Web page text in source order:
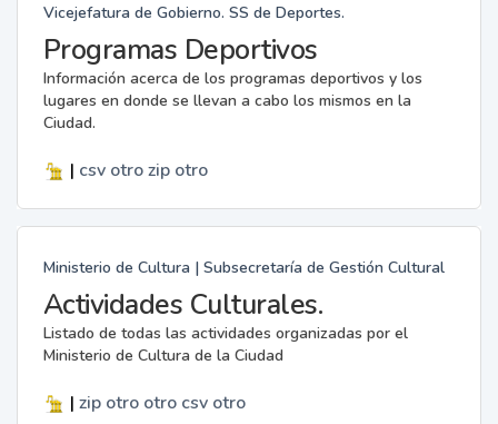
Vicejefatura de Gobierno. SS de Deportes.
Programas Deportivos
Información acerca de los programas deportivos y los
lugares en donde se llevan a cabo los mismos en la
Ciudad.
| csv otro zip otro
Ministerio de Cultura | Subsecretaría de Gestión Cultural
Actividades Culturales.
Listado de todas las actividades organizadas por el
Ministerio de Cultura de la Ciudad
| zip otro otro csv otro